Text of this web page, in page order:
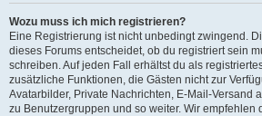
Wozu muss ich mich registrieren?
Eine Registrierung ist nicht unbedingt zwingend.
dieses Forums entscheidet, ob du registriert sein
schreiben. Auf jeden Fall erhältst du als
zusätzliche Funktionen, die Gästen nicht zur
Avatarbilder, Private Nachrichten, E-Mail-Versand
zu Benutzergruppen und so weiter. Wir empfehlen